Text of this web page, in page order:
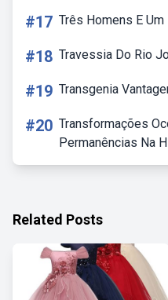
#17 Três Homens E
#18 Travessia Do Rio
#19 Transgenia
#20 Transformações
Permanências Na
Related Posts